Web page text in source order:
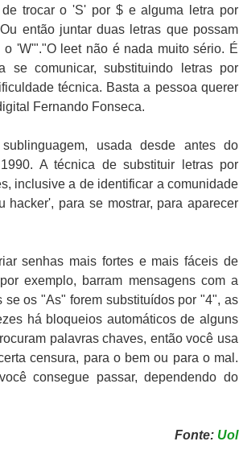
trocar o 'S' por $ e alguma letra por
então juntar duas letras que possam
o 'W'"."O leet não é nada muito sério. É
se comunicar, substituindo letras por
técnica. Basta a pessoa querer
Fernando Fonseca.
usada desde antes do
A técnica de substituir letras por
inclusive a de identificar a comunidade
para se mostrar, para aparecer
senhas mais fortes e mais fáceis de
exemplo, barram mensagens com a
os "As" forem substituídos por "4", as
há bloqueios automáticos de alguns
palavras chaves, então você usa
censura, para o bem ou para o mal.
consegue passar, dependendo do
Fonte: Uol